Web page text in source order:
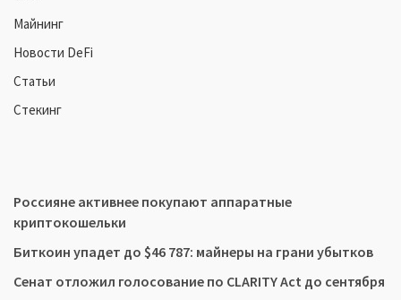
Майнинг
Новости DeFi
Статьи
Стекинг
Россияне активнее покупают аппаратные
криптокошельки
Биткоин упадет до $46 787: майнеры на грани убытков
Сенат отложил голосование по CLARITY Act до сентября